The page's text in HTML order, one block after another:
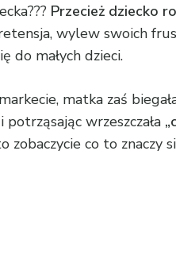
Przecież dziecko
wylew swoich
do małych dzieci.
matka zaś
potrząsając wrzeszczała
co to znaczy